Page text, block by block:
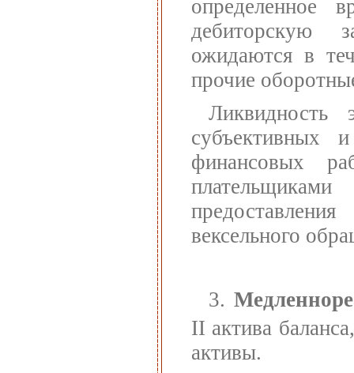
определенное
дебиторскую
ожидаются в
прочие
Ликвидность
субъективных
финансовых
вексельного
3.
II актива
активы.